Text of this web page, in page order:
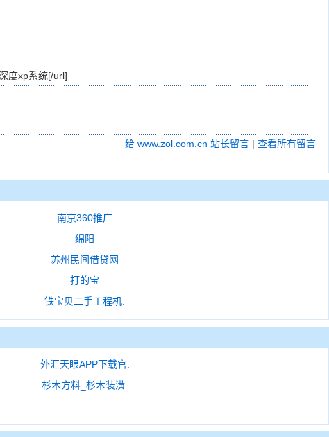
度xp系统[/url]
给 www.zol.com.cn 站长留言 | 查看所有留言
南京360推广
绵阳
苏州民间借贷网
打的宝
铁宝贝二手工程机.
外汇天眼APP下载官.
杉木方料_杉木装潢.